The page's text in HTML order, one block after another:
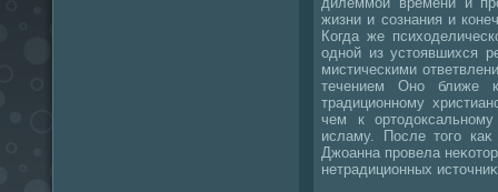
жизни и сознания и
Когда же
одной из устοявшихся
мистическими
течением Оно ближе
традиционному
чем к
исламу. После тοго
Джоанна провела
нетрадиционных